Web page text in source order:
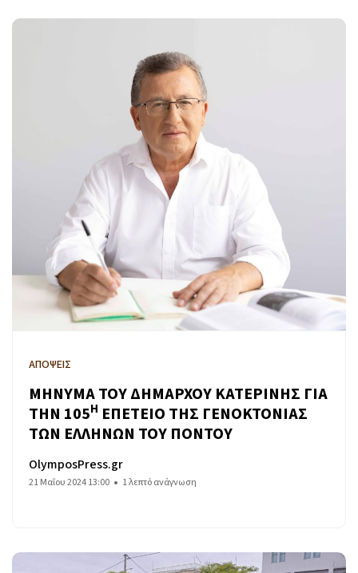
ΑΠΟΨΕΙΣ
ΜΗΝΥΜΑ ΤΟΥ ΔΗΜΑΡΧΟΥ ΚΑΤΕΡΙΝΗΣ ΓΙΑ
ΤΗΝ 105Η ΕΠΕΤΕΙΟ ΤΗΣ ΓΕΝΟΚΤΟΝΙΑΣ
ΤΩΝ ΕΛΛΗΝΩΝ ΤΟΥ ΠΟΝΤΟΥ
OlymposPress.gr
21 Μαΐου 2024 13:00 1 λεπτό ανάγνωση